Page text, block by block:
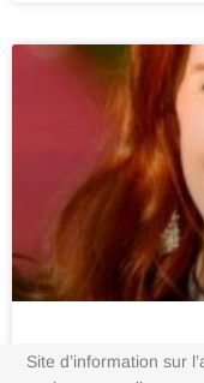
Comment
Site d’information sur